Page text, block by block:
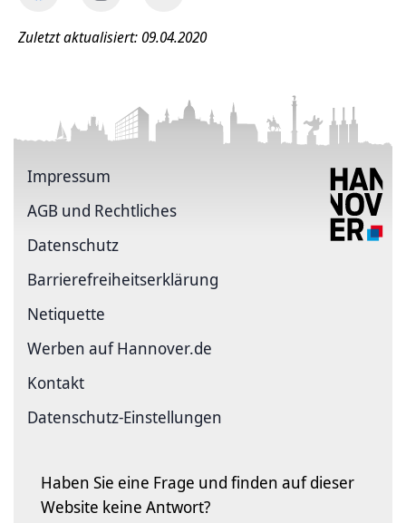
Zuletzt aktualisiert: 09.04.2020
Impressum
AGB und Rechtliches
Datenschutz
Barriere­freiheits­erklärung
Netiquette
Werben auf Hannover.de
Kontakt
Datenschutz-Einstellungen
Haben Sie eine Frage und finden auf dieser
Website keine Antwort?